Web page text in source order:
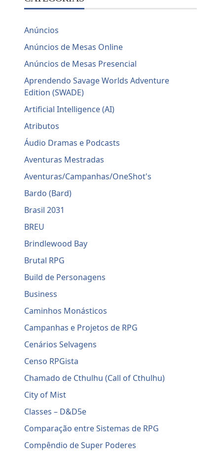
Anúncios
Anúncios de Mesas Online
Anúncios de Mesas Presencial
Aprendendo Savage Worlds Adventure
Edition (SWADE)
Artificial Intelligence (AI)
Atributos
Áudio Dramas e Podcasts
Aventuras Mestradas
Aventuras/Campanhas/OneShot's
Bardo (Bard)
Brasil 2031
BREU
Brindlewood Bay
Brutal RPG
Build de Personagens
Business
Caminhos Monásticos
Campanhas e Projetos de RPG
Cenários Selvagens
Censo RPGista
Chamado de Cthulhu (Call of Cthulhu)
City of Mist
Classes – D&D5e
Comparação entre Sistemas de RPG
Compêndio de Super Poderes